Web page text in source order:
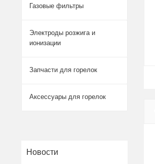
Газовые фильтры
Электроды розжига и
ионизации
Запчасти для горелок
Аксессуары для горелок
Новости